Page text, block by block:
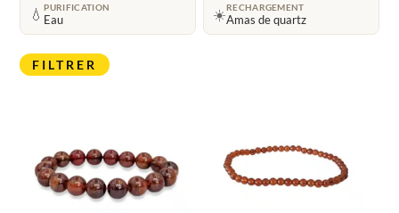
💧PURIFICATION
Eau ☀️RECHARGEMENT
Amas de quartz
FILTRER